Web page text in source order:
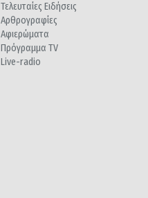
Τελευταίες Ειδήσεις
Αρθρογραφίες
Αφιερώματα
Πρόγραμμα TV
Live-radio